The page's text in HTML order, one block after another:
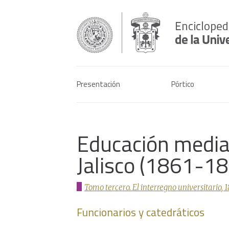
Presentación Pórtico
Educación
Jalisco (1861-
Tomo tercero. El interregno universitario,
Funcionarios y catedráticos